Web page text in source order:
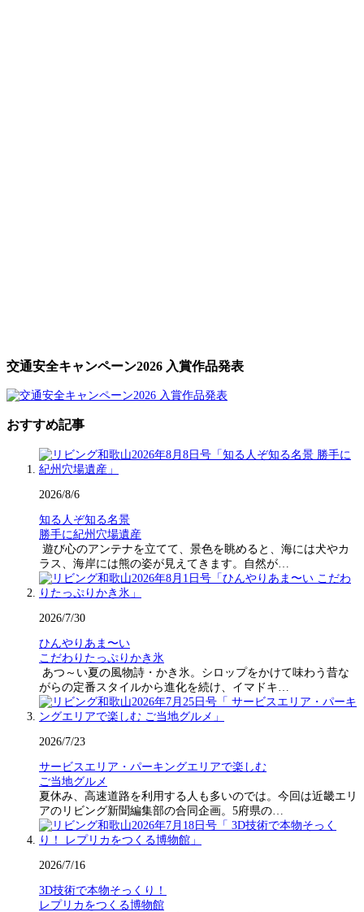
交通安全キャンペーン2026 入賞作品発表
おすすめ記事
2026/8/6
知る人ぞ知る名景
勝手に紀州穴場遺産
遊び心のアンテナを立てて、景色を眺めると、海には犬やカ
ラス、海岸には熊の姿が見えてきます。自然が…
2026/7/30
ひんやりあま〜い
こだわりたっぷりかき氷
あつ～い夏の風物詩・かき氷。シロップをかけて味わう昔な
がらの定番スタイルから進化を続け、イマドキ…
2026/7/23
サービスエリア・パーキングエリアで楽しむ
ご当地グルメ
夏休み、高速道路を利用する人も多いのでは。今回は近畿エリ
アのリビング新聞編集部の合同企画。5府県の…
2026/7/16
3D技術で本物そっくり！
レプリカをつくる博物館